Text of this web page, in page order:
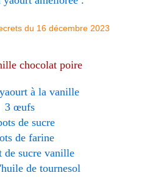
chocolat poire
à la vanille
3 œufs
de sucre
de farine
de sucre vanille
de tournesol